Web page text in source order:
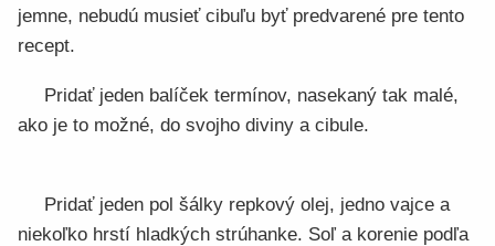
jemne, nebudú musieť cibuľu byť predvarené pre tento
recept.
Pridať jeden balíček termínov, nasekaný tak malé,
ako je to možné, do svojho diviny a cibule.
Pridať jeden pol šálky repkový olej, jedno vajce a
niekoľko hrstí hladkých strúhanke. Soľ a korenie podľa